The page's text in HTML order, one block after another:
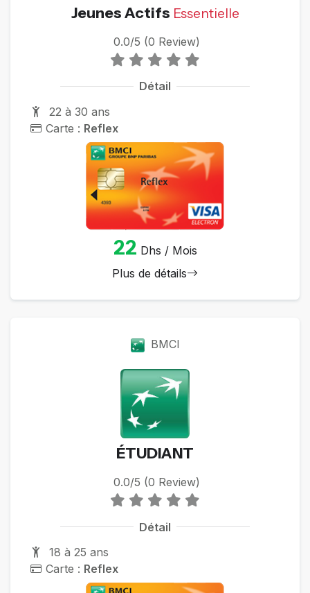
Jeunes Actifs Essentielle
0.0/5 (0 Review)
Détail
22 à 30 ans
Carte : Reflex
22 Dhs / Mois
Plus de détails
BMCI
ÉTUDIANT
0.0/5 (0 Review)
Détail
18 à 25 ans
Carte : Reflex